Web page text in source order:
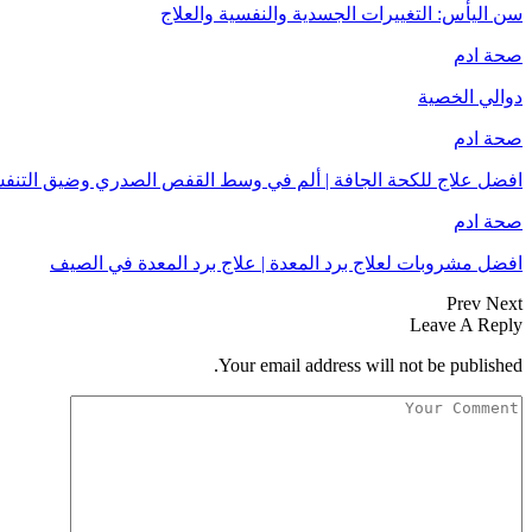
سن اليأس: التغييرات الجسدية والنفسية والعلاج
صحة ادم
دوالي الخصية
صحة ادم
افضل علاج للكحة الجافة | ألم في وسط القفص الصدري وضيق
صحة ادم
افضل مشروبات لعلاج برد المعدة | علاج برد المعدة في الصيف
Prev Next
Leave A Reply
Your email address will not be published.